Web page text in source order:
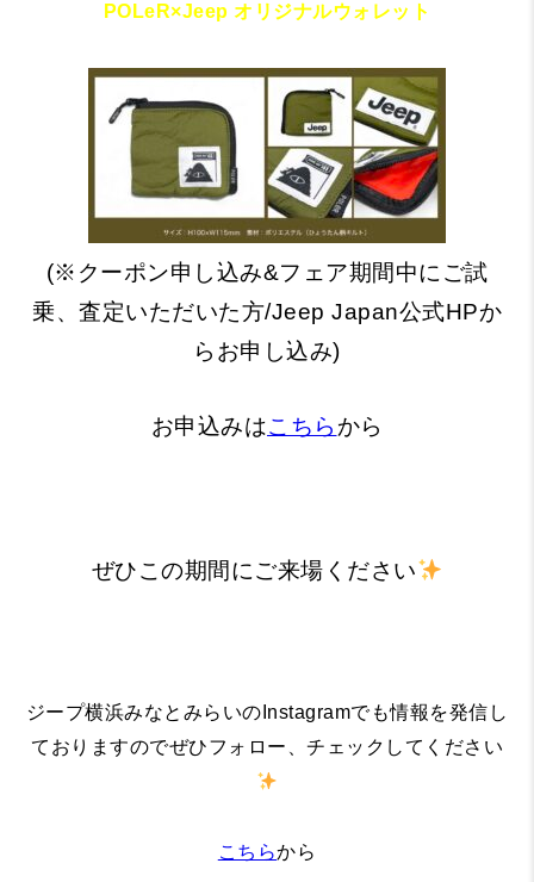
POLeR×Jeep オ リジナルウォレット
(※クーポン申し込み&フェア期間中にご試
乗、査定いただいた方/Jeep Japan公式HPか
らお申し込み)
お申込みはこちら から
ぜひこの期間にご来場ください
ジープ横浜みなとみらいのInstagramでも情報を発信し
ておりますのでぜひフォロー、チェックしてください
こちらから